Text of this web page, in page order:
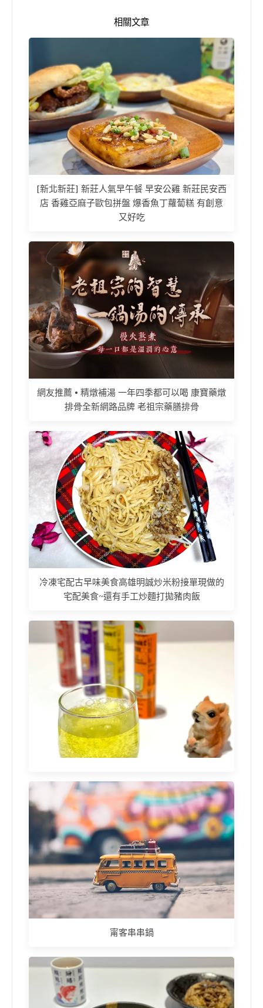
相關文章
[新北新莊] 新莊人氣早午餐 早安公雞 新莊民安西
店 香雞亞麻子歐包拼盤 爆香魚丁蘿蔔糕 有創意
又好吃
網友推薦 • 精燉補湯 一年四季都可以喝 康寶藥燉
排骨全新網路品牌 老祖宗藥膳排骨
冷凍宅配古早味美食高雄明誠炒米粉接單現做的
宅配美食~還有手工炒麵打拋豬肉飯
甯客串串鍋